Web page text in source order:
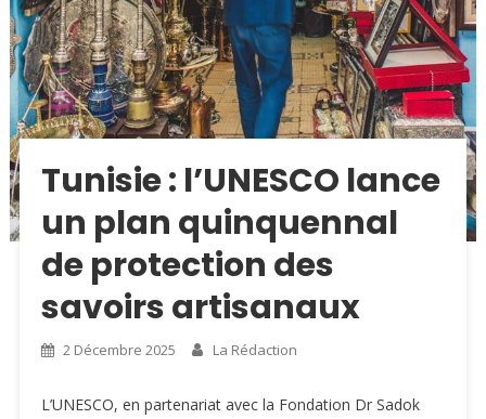
Tunisie : l’UNESCO lance
un plan quinquennal
de protection des
savoirs artisanaux
2 Décembre 2025 La Rédaction
L’UNESCO, en partenariat avec la Fondation Dr Sadok